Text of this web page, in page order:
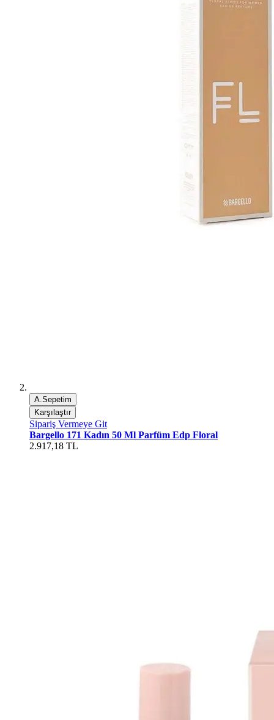
A.Sepetim
Karşılaştır
Sipariş Vermeye Git
Bargello 171 Kadın 50 Ml Parfüm Edp Floral
2.917,18 TL